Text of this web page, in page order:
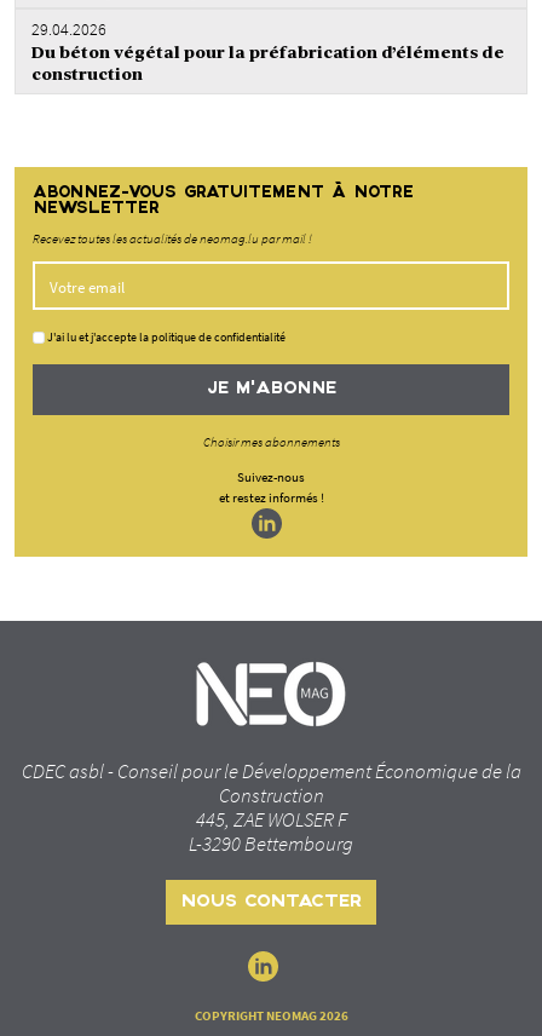
29.04.2026
Du béton végétal pour la préfabrication d’éléments de
construction
ABONNEZ-VOUS GRATUITEMENT À NOTRE
NEWSLETTER
Recevez toutes les actualités de neomag.lu par mail !
J'ai lu et j'accepte la politique de confidentialité
JE M'ABONNE
Choisir mes abonnements
Suivez-nous
et restez informés !
CDEC asbl - Conseil pour le Développement Économique de la
Construction
445, ZAE WOLSER F
L-3290 Bettembourg
NOUS CONTACTER
COPYRIGHT NEOMAG 2026